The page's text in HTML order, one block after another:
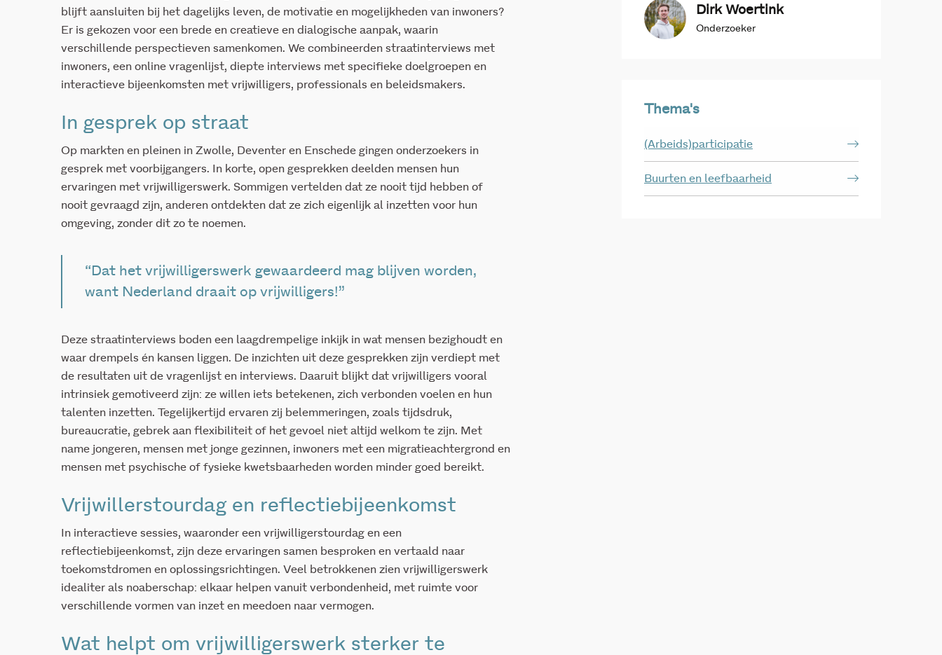
blijft aansluiten bij het dagelijks leven, de motivatie en mogelijkheden van inwoners?
Er is gekozen voor een brede en creatieve en dialogische aanpak, waarin
verschillende perspectieven samenkomen. We combineerden straatinterviews met
inwoners, een online vragenlijst, diepte interviews met specifieke doelgroepen en
interactieve bijeenkomsten met vrijwilligers, professionals en beleidsmakers.
In gesprek op straat
Op markten en pleinen in Zwolle, Deventer en Enschede gingen onderzoekers in
gesprek met voorbijgangers. In korte, open gesprekken deelden mensen hun
ervaringen met vrijwilligerswerk. Sommigen vertelden dat ze nooit tijd hebben of
nooit gevraagd zijn, anderen ontdekten dat ze zich eigenlijk al inzetten voor hun
omgeving, zonder dit zo te noemen.
“Dat het vrijwilligerswerk gewaardeerd mag blijven worden,
want Nederland draait op vrijwilligers!”
Deze straatinterviews boden een laagdrempelige inkijk in wat mensen bezighoudt en
waar drempels én kansen liggen. De inzichten uit deze gesprekken zijn verdiept met
de resultaten uit de vragenlijst en interviews. Daaruit blijkt dat vrijwilligers vooral
intrinsiek gemotiveerd zijn: ze willen iets betekenen, zich verbonden voelen en hun
talenten inzetten. Tegelijkertijd ervaren zij belemmeringen, zoals tijdsdruk,
bureaucratie, gebrek aan flexibiliteit of het gevoel niet altijd welkom te zijn. Met
name jongeren, mensen met jonge gezinnen, inwoners met een migratieachtergrond en
mensen met psychische of fysieke kwetsbaarheden worden minder goed bereikt.
Vrijwillerstourdag en reflectiebijeenkomst
In interactieve sessies, waaronder een vrijwilligerstourdag en een
reflectiebijeenkomst, zijn deze ervaringen samen besproken en vertaald naar
toekomstdromen en oplossingsrichtingen. Veel betrokkenen zien vrijwilligerswerk
idealiter als noaberschap: elkaar helpen vanuit verbondenheid, met ruimte voor
verschillende vormen van inzet en meedoen naar vermogen.
Wat helpt om vrijwilligerswerk sterker te
Dirk Woertink
Onderzoeker
Thema's
(Arbeids)participatie
Buurten en leefbaarheid